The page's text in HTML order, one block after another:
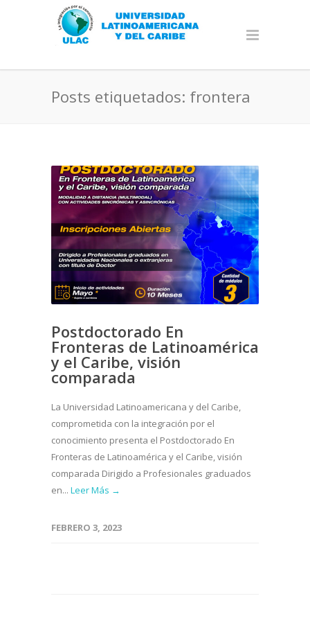
Posts etiquetados: frontera
Postdoctorado En
Fronteras de Latinoamérica
y el Caribe, visión
comparada
La Universidad Latinoamericana y del Caribe,
comprometida con la integración por el
conocimiento presenta el Postdoctorado En
Fronteras de Latinoamérica y el Caribe, visión
comparada Dirigido a Profesionales graduados
en... Leer Más →
FEBRERO 3, 2023